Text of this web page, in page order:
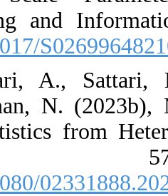
Engineering
[DOI:10.1017/
16. ‎Haidari‎,
‎Balakrishnan‎,
Order Statistics
[DOI:10.1080/